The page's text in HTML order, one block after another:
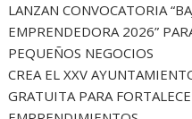
LANZAN CONVOCATORIA
EMPRENDEDORA 2026”
PEQUEÑOS NEGOCIOS
CREA EL XXV
GRATUITA PARA